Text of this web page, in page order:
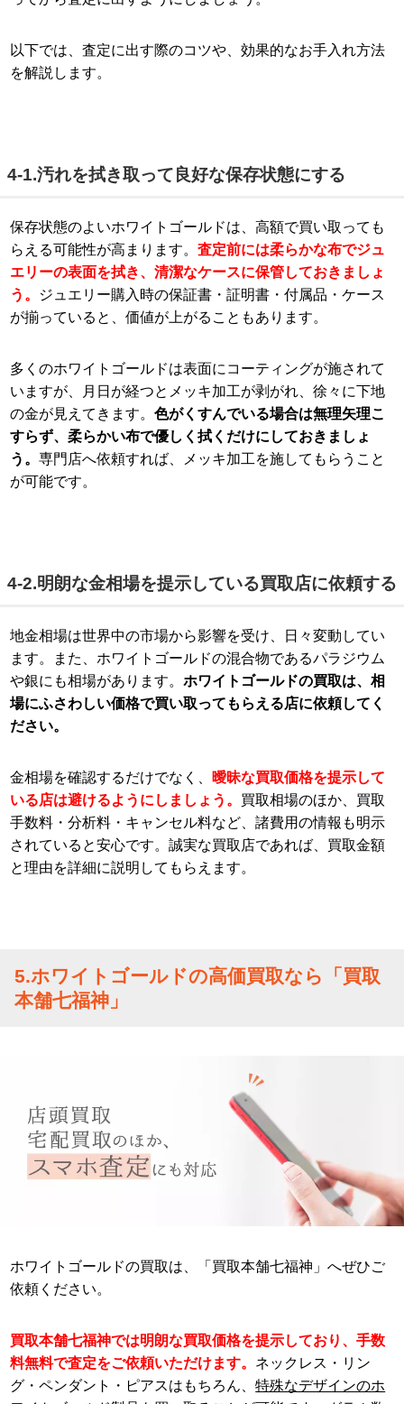
以下では、査定に出す際のコツや、効果的なお手入れ方法
を解説します。
4-1.汚れを拭き取って良好な保存状態にする
保存状態のよいホワイトゴールドは、高額で買い取っても
らえる可能性が高まります。査定前には柔らかな布でジュ
エリーの表面を拭き、清潔なケースに保管しておきましょ
う。
ジュエリー購入時の保証書・証明書・付属品・ケース
が揃っていると、価値が上がることもあります。
多くのホワイトゴールドは表面にコーティングが施されて
いますが、月日が経つとメッキ加工が剥がれ、徐々に下地
の金が見えてきます。色がくすんでいる場合は無理矢理こ
すらず、柔らかい布で優しく拭くだけにしておきましょ
う。専門店へ依頼すれば、メッキ加工を施してもらうこと
が可能です。
4-2.明朗な金相場を提示している買取店に依頼する
地金相場は世界中の市場から影響を受け、日々変動してい
ます。また、ホワイトゴールドの混合物であるパラジウム
や銀にも相場があります。ホワイトゴールドの買取は、相
場にふさわしい価格で買い取ってもらえる店に依頼してく
ださい。
金相場を確認するだけでなく、
曖昧な買取価格を提示して
いる店は避けるようにしましょう。 買取相場のほか、買取
手数料・分析料・キャンセル料など、諸費用の情報も明示
されていると安心です。誠実な買取店であれば、買取金額
と理由を詳細に説明してもらえます。
5.ホワイトゴールドの高価買取なら「買取
本舗七福神」
ホワイトゴールドの買取は、「買取本舗七福神」へぜひご
依頼ください。
買取本舗七福神では明朗な買取価格を提示しており、手数
料無料で査定をご依頼いただけます。 ネックレス・リン
グ・ペンダント・ピアスはもちろん、特殊なデザインのホ